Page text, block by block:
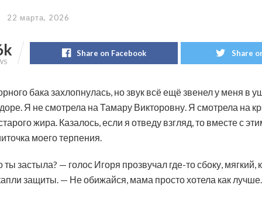
22 марта, 2026
Share on Facebook Share
бака захлопнулась, но звук всё ещё звенел у меня в
Я не смотрела на Тамару Викторовну. Я смотрела на
жира. Казалось, если я отведу взгляд, то вместе с
моего терпения.
ты застыла? — голос Игоря прозвучал где-то сбоку, мягкий,
защиты. — Не обижайся, мама просто хотела как лучше.